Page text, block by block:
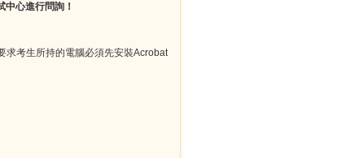
中心進行問詢！
求考生所持的電腦必須先安裝Acrobat